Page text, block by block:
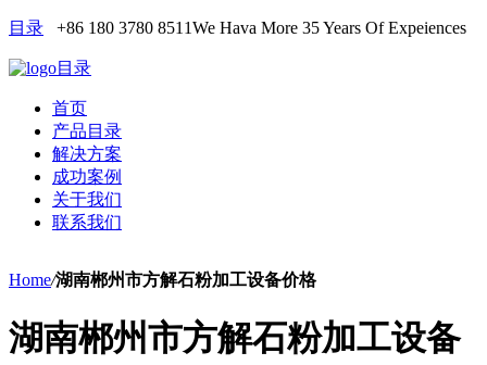
目录 +86 180 3780 8511We Hava More 35 Years Of Expeiences
目录
首页
产品目录
解决方案
成功案例
关于我们
联系我们
Home/湖南郴州市方解石粉加工设备价格
湖南郴州市方解石粉加工设备